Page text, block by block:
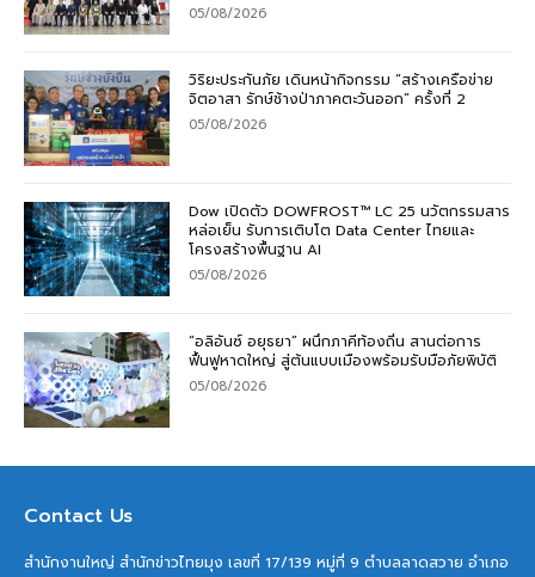
05/08/2026
วิริยะประกันภัย เดินหน้ากิจกรรม “สร้างเครือข่าย
จิตอาสา รักษ์ช้างป่าภาคตะวันออก” ครั้งที่ 2
05/08/2026
Dow เปิดตัว DOWFROST™ LC 25 นวัตกรรมสาร
หล่อเย็น รับการเติบโต Data Center ไทยและ
โครงสร้างพื้นฐาน AI
05/08/2026
“อลิอันซ์ อยุธยา” ผนึกภาคีท้องถิ่น สานต่อการ
ฟื้นฟูหาดใหญ่ สู่ต้นแบบเมืองพร้อมรับมือภัยพิบัติ
05/08/2026
Contact Us
สำนักงานใหญ่ สำนักข่าวไทยมุง เลขที่ 17/139 หมู่ที่ 9 ตำบลลาดสวาย อำเภอ